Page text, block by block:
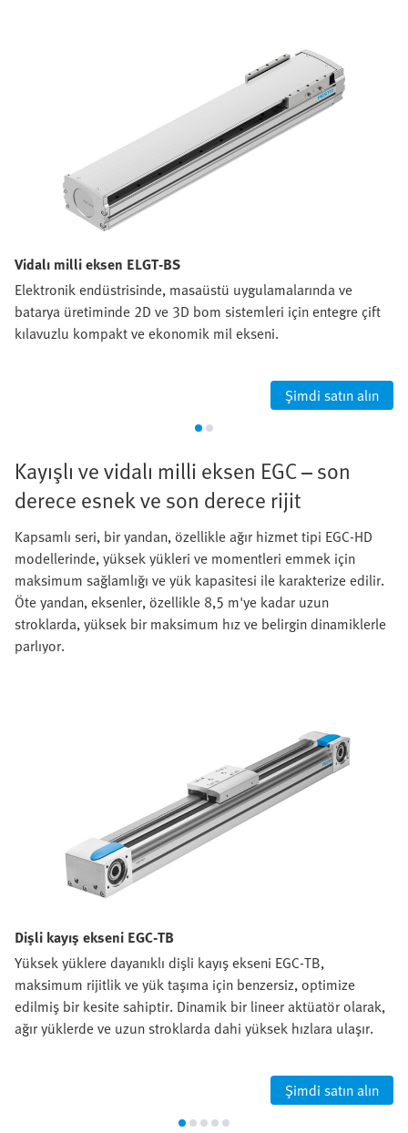
Vidalı milli eksen ELGT-BS
Elektronik endüstrisinde, masaüstü uygulamalarında ve
batarya üretiminde 2D ve 3D bom sistemleri için entegre çift
kılavuzlu kompakt ve ekonomik mil ekseni.
Şimdi satın alın
Kayışlı ve vidalı milli eksen EGC – son
derece esnek ve son derece rijit
Kapsamlı seri, bir yandan, özellikle ağır hizmet tipi EGC-HD
modellerinde, yüksek yükleri ve momentleri emmek için
maksimum sağlamlığı ve yük kapasitesi ile karakterize edilir.
Öte yandan, eksenler, özellikle 8,5 m'ye kadar uzun
stroklarda, yüksek bir maksimum hız ve belirgin dinamiklerle
parlıyor.
Dişli kayış ekseni EGC-TB
Yüksek yüklere dayanıklı dişli kayış ekseni EGC-TB,
maksimum rijitlik ve yük taşıma için benzersiz, optimize
edilmiş bir kesite sahiptir. Dinamik bir lineer aktüatör olarak,
ağır yüklerde ve uzun stroklarda dahi yüksek hızlara ulaşır.
Şimdi satın alın